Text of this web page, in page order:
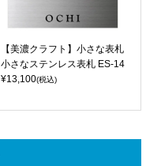
【美濃クラフト】小さな表札
小さなステンレス表札 ES-14
¥13,100(税込)